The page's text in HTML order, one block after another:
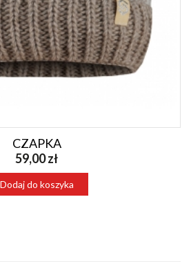
CZAPKA
59,00 zł
Dodaj do koszyka